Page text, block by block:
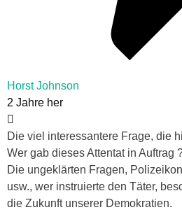
Horst Johnson
2 Jahre her
Die viel interessantere Frage, die
Wer gab dieses Attentat in Auftrag
Die ungeklärten Fragen,
usw., wer instruierte den Täter,
die Zukunft unserer Demokratien.